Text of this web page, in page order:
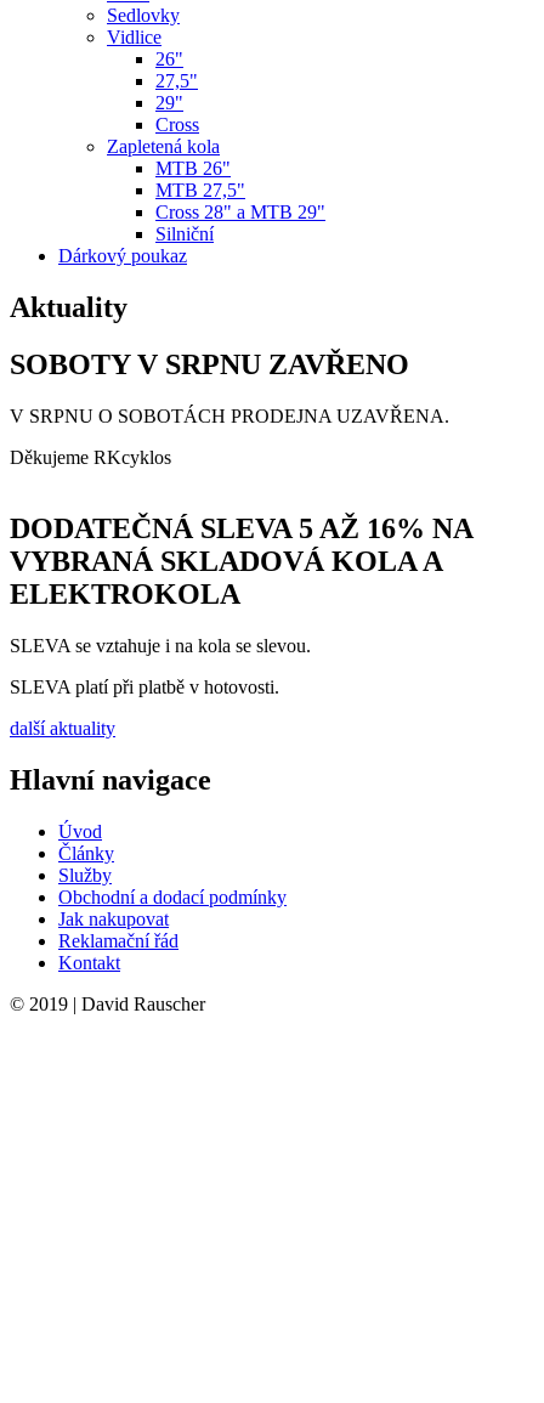
Sedlovky
Vidlice
26"
27,5"
29"
Cross
Zapletená kola
MTB 26"
MTB 27,5"
Cross 28" a MTB 29"
Silniční
Dárkový poukaz
Aktuality
SOBOTY V SRPNU ZAVŘENO
V SRPNU O SOBOTÁCH PRODEJNA UZAVŘENA.
Děkujeme RKcyklos
DODATEČNÁ SLEVA 5 AŽ 16% NA
VYBRANÁ SKLADOVÁ KOLA A
ELEKTROKOLA
SLEVA se vztahuje i na kola se slevou.
SLEVA platí při platbě v hotovosti.
další aktuality
Hlavní navigace
Úvod
Články
Služby
Obchodní a dodací podmínky
Jak nakupovat
Reklamační řád
Kontakt
© 2019 | David Rauscher